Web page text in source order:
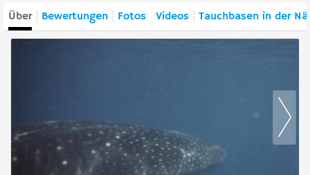
Über Bewertungen Fotos Videos Tauchbasen in der